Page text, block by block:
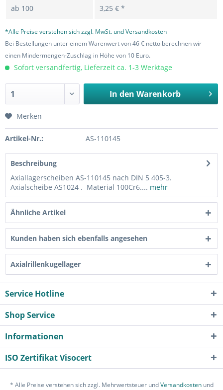
ab 100 3,25 € *
*Alle Preise verstehen sich zzgl. MwSt. und Versandkosten
Bei Bestellungen unter einem Warenwert von 46 € netto berechnen wir
einen Mindermengen-Zuschlag in Höhe von 10 Euro.
Sofort versandfertig, Lieferzeit ca. 1-3 Werktage
In den Warenkorb
Merken
Artikel-Nr.: AS-110145
Beschreibung
Axiallagerscheiben AS-110145 nach DIN 5 405-3.
Axialscheibe AS1024 . Material 100Cr6.... mehr
Ähnliche Artikel
Kunden haben sich ebenfalls angesehen
Axialrillenkugellager
Service Hotline
Shop Service
Informationen
ISO Zertifikat Visocert
* Alle Preise verstehen sich zzgl. Mehrwertsteuer undVersandkostenund